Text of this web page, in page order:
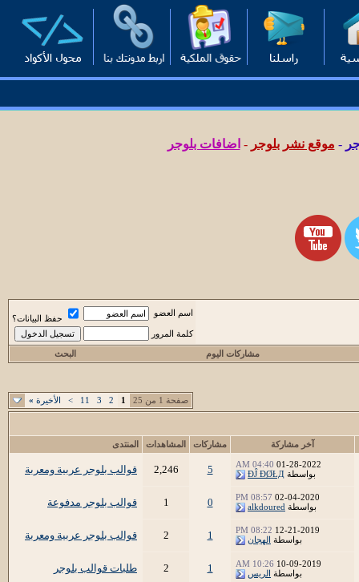
- موقع نشر بلوجر - اضافات بلوجر
اسم العضو
حفظ البيانات؟
كلمة المرور
مشاركات اليوم البحث
صفحة 1 من 25 1
2
3
11
> الأخيرة »
آخر مشاركة مشاركات المشاهدات المنتدى
01-28-2022
04:40 AM
بواسطة ÐĴ ÐØŁД
5
2,246 قوالب بلوجر عربية ومعربة
02-04-2020
08:57 PM
بواسطة alkdoured
0
1 قوالب بلوجر مدفوعة
12-21-2019
08:22 PM
بواسطة الهجان 1
2 قوالب بلوجر عربية ومعربة
10-09-2019
10:26 AM
بواسطة الريس 1
2 طلبات قوالب بلوجر